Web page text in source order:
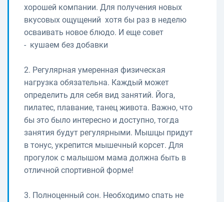
хорошей компании. Для получения новых
вкусовых ощущений хотя бы раз в неделю
осваивать новое блюдо. И еще совет
- кушаем без добавки
2. Регулярная умеренная физическая
нагрузка обязательна. Каждый может
определить для себя вид занятий. Йога,
пилатес, плавание, танец живота. Важно, что
бы это было интересно и доступно, тогда
занятия будут регулярными. Мышцы придут
в тонус, укрепится мышечный корсет. Для
прогулок с малышом мама должна быть в
отличной спортивной форме!
3. Полноценный сон. Необходимо спать не